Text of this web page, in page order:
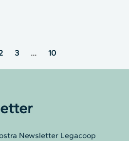
3 … 10
Newsletter Legacoop